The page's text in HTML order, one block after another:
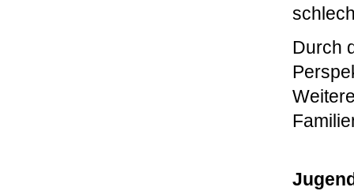
Durch